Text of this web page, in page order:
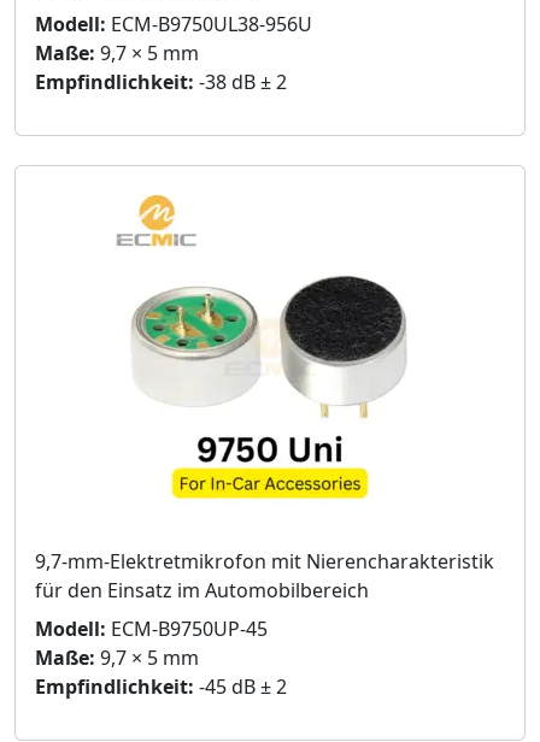
Modell: ECM-B9750UL38-956U
Maße: 9,7 × 5 mm
Empfindlichkeit: -38 dB ± 2
9,7-mm-Elektretmikrofon mit Nierencharakteristik
für den Einsatz im Automobilbereich
Modell: ECM-B9750UP-45
Maße: 9,7 × 5 mm
Empfindlichkeit: -45 dB ± 2